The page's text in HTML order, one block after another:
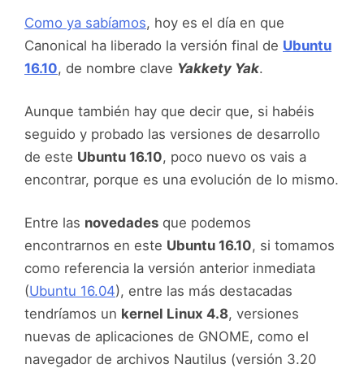
Como ya sabíamos, hoy es el día en que
Canonical ha liberado la versión final de Ubuntu
16.10, de nombre clave Yakkety Yak.
Aunque también hay que decir que, si habéis
seguido y probado las versiones de desarrollo
de este Ubuntu 16.10, poco nuevo os vais a
encontrar, porque es una evolución de lo mismo.
Entre las novedades que podemos
encontrarnos en este Ubuntu 16.10, si tomamos
como referencia la versión anterior inmediata
(Ubuntu 16.04), entre las más destacadas
tendríamos un kernel Linux 4.8, versiones
nuevas de aplicaciones de GNOME, como el
navegador de archivos Nautilus (versión 3.20